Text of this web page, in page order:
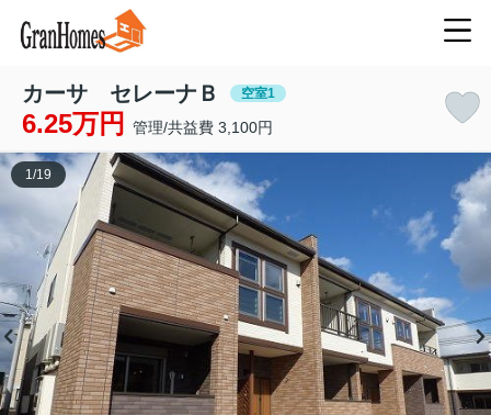
カーサ セレーナＢ 空室1
6.25万円 管理/共益費 3,100円
1 /19